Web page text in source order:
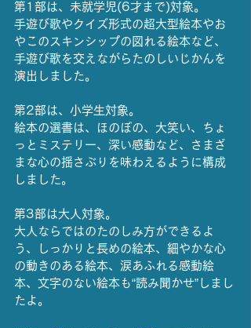
第1部は、未就学児(6才まで)対象。
手遊び歌やクイズ形式の超大型絵本やお
やこのスキンシップの図れる絵本など、
手遊び歌を交えながらたのしいじかんを
演出しました。
第2部は、小学生対象。
絵本の選書は、ほのぼの、大笑い、ちょ
っとミステリー、深い感動など、さまざ
まな心の揺さぶりを味わえるように構成
しました。
第3部は大人対象。
大人ならではのたのしみ方ができるよ
う、しっかりと長めの絵本、細やかな心
の動きのある絵本、涙あふれる感動絵
本、文字のない絵本も“読み聞かせ”しまし
たよ。